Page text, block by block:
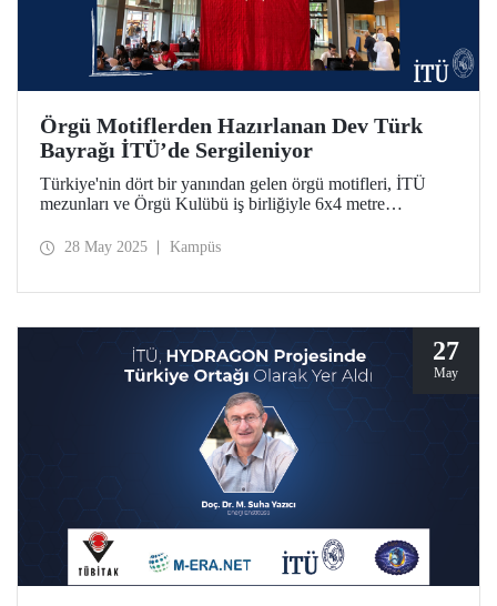
Örgü Motiflerden Hazırlanan Dev Türk
Bayrağı İTÜ’de Sergileniyor
Türkiye'nin dört bir yanından gelen örgü motifleri, İTÜ
mezunları ve Örgü Kulübü iş birliğiyle 6x4 metre
eser, Merkezi Derslik A’da sergilenmeye devam ediyor.
28 May 2025 Kampüs
27
May